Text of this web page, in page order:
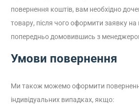
повернення коштів, вам необхідно
товару, після чого оформити заявку на
попередньо домовившись з
Умови повернення
Ми також можемо оформити
індивідуальних випадках, якщо: